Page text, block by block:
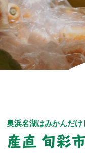
奥浜名湖はみかんだけ
産直 旬彩市